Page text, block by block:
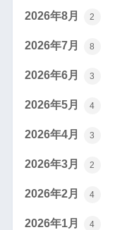
2026年8月 2
2026年7月 8
2026年6月 3
2026年5月 4
2026年4月 3
2026年3月 2
2026年2月 4
2026年1月 4